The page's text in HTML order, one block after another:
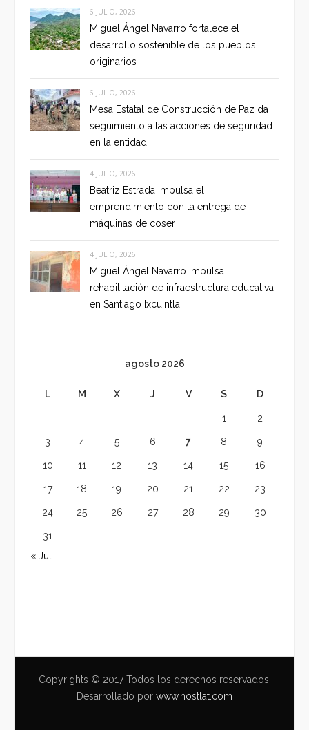
6 JULIO, 2026
Miguel Ángel Navarro fortalece el
desarrollo sostenible de los pueblos
originarios
6 JULIO, 2026
Mesa Estatal de Construcción de Paz da
seguimiento a las acciones de seguridad
en la entidad
4 JULIO, 2026
Beatriz Estrada impulsa el
emprendimiento con la entrega de
máquinas de coser
4 JULIO, 2026
Miguel Ángel Navarro impulsa
rehabilitación de infraestructura educativa
en Santiago Ixcuintla
agosto 2026
L M X J V S D
1 2
3 4 5 6 7 8 9
10 11 12 13 14 15 16
17 18 19 20 21 22 23
24 25 26 27 28 29 30
31
« Jul
Copyrights © 2017 Todos los derechos reservados.
Desarrollado por www.hostlat.com